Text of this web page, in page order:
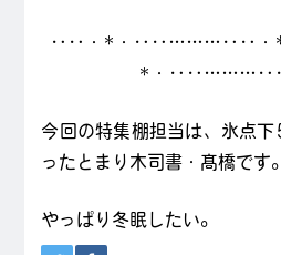
‥‥・*・‥‥………‥‥・
*・
今回の特集棚担当は、氷点
ったとまり木司書・髙橋です。
やっぱり冬眠したい。